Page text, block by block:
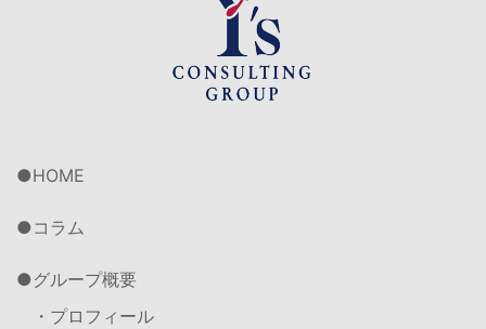
HOME
コラム
グループ概要
・プロフィール